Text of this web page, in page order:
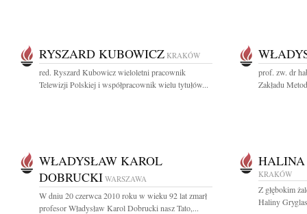
RYSZARD KUBOWICZ KRAKÓW
red. Ryszard Kubowicz wieloletni pracownik
Telewizji Polskiej i współpracownik wielu tytułów...
prof. zw. dr
Zakładu
WŁADYSŁAW KAROL
DOBRUCKI WARSZAWA
W dniu 20 czerwca 2010 roku w wieku 92 lat zmarł
profesor Władysław Karol Dobrucki nasz Tato,...
HALINA
KRAKÓW
Z głębokim
Haliny